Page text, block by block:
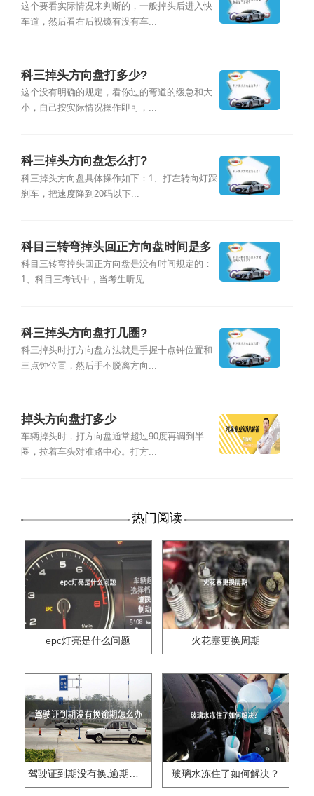
道?
这个要看实际情况来判断的，一般掉头后进入快
车道，然后看右后视镜有没有车...
科三掉头方向盘打多少?
这个没有明确的规定，看你过的弯道的缓急和大
小，自己按实际情况操作即可，...
科三掉头方向盘怎么打?
科三掉头方向盘具体操作如下：1、打左转向灯踩
刹车，把速度降到20码以下...
科目三转弯掉头回正方向盘时间是多
少?
科目三转弯掉头回正方向盘是没有时间规定的：
1、科目三考试中，当考生听见...
科三掉头方向盘打几圈?
科三掉头时打方向盘方法就是手握十点钟位置和
三点钟位置，然后手不脱离方向...
掉头方向盘打多少
车辆掉头时，打方向盘通常超过90度再调到半
圈，拉着车头对准路中心。打方...
热门阅读
epc灯亮是什么问题 火花塞更换周期
驾驶证到期没有换,逾期怎么办?? 玻璃水冻住了如何解决？